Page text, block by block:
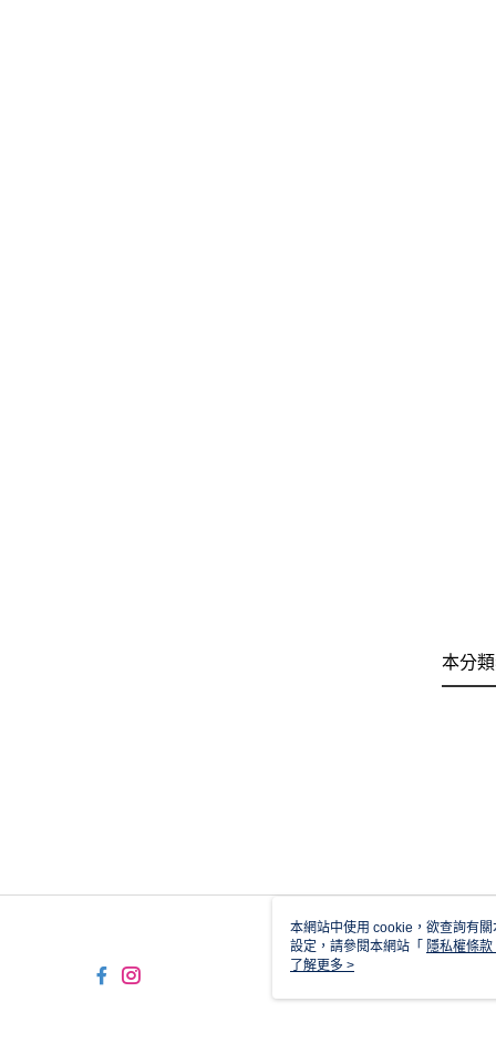
本分
本網站中使用 cookie，欲查詢有
設定，請參閱本網站「 隱私權條款
使用 cookie。
了解更多 >